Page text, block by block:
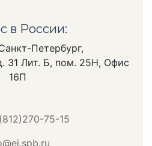
в России:
Петербург,
31 Лит. Б, пом. 25Н, Офис
16П
75-15